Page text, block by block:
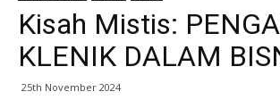
Kisah Mistis:
KLENIK DALAM
25th November 2024